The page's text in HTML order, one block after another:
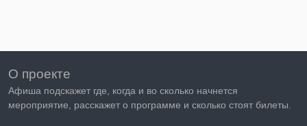
О проекте
Афиша подскажет где, когда и во сколько начнется
мероприятие, расскажет о программе и сколько стоят билеты.